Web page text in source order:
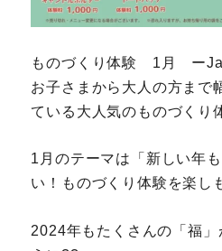
ものづくり体験 1月 ー
お子さまから大人の方まで
ている大人気のものづくり
1月のテーマは「新しい年
い！ものづくり体験を楽し
2024年もたくさんの「福」